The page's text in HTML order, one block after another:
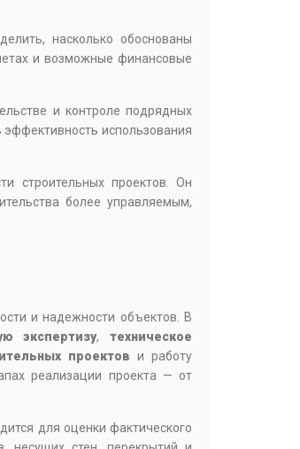
насколько обоснованы
и возможные финансовые
и контроле подрядных
использования
строительных проектов. Он
более управляемым,
и надежности объектов. В
экспертизу,техническое
проектов и работу
реализации проекта — от
для оценки фактического